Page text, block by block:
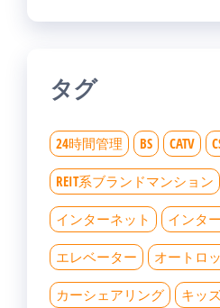
タグ
24時間管理 BS CATV
REIT系ブランドマンション
インターネット インタ
エレベーター オートロ
カーシェアリング キッ